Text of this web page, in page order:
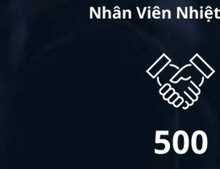
Nhân Viên
500